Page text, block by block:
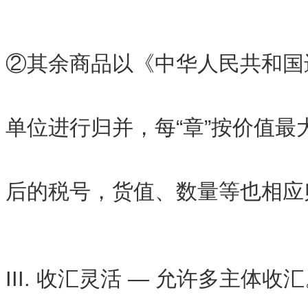
②其余商品以《中华人民共和国
单位进行归并，每“章”按价值
后的税号，货值、数量等也相
III. 收汇灵活 — 允许多主体收